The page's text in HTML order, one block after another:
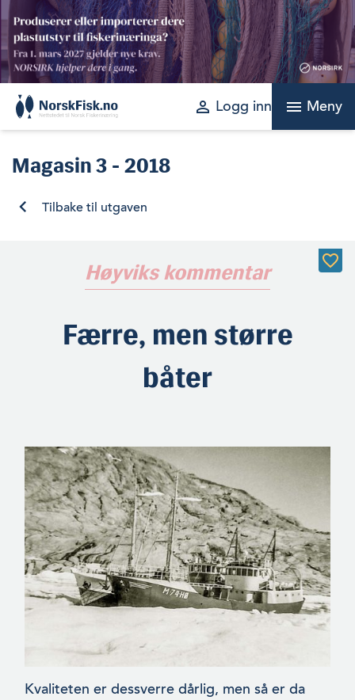
Skip
content
perm_identity Logg inn menu Meny
Magasin3 - 2018
Tilbake til utgaven
Høyviks kommentar
Færre, men større
båter
Kvaliteten er dessverre dårlig, men så er da